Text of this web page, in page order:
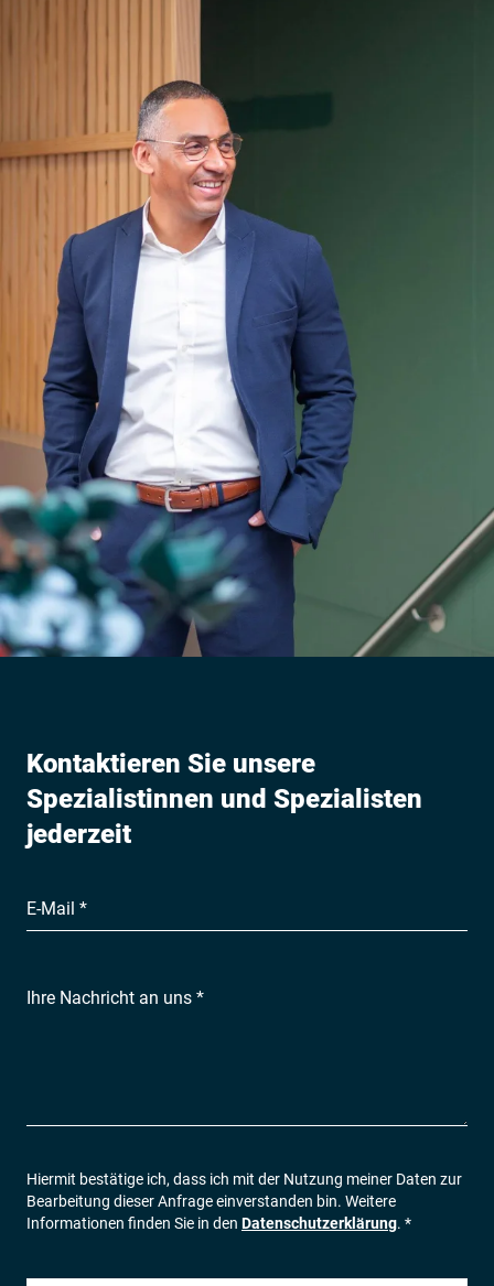
Kontaktieren Sie unsere
Spezialistinnen und Spezialisten
jederzeit
E-Mail *
Ihre Nachricht an uns *
Hiermit bestätige ich, dass ich mit der Nutzung meiner Daten zur
Bearbeitung dieser Anfrage einverstanden bin. Weitere
Informationen finden Sie in den Datenschutzerklärung. *